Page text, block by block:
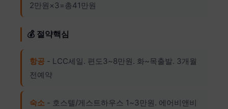
2만원×3=총41만원
💰 절약핵심
항공 - LCC세일. 편도3~8만원. 화~목출발. 3개월
전예약
숙소 - 호스텔/게스트하우스 1~3만원. 에어비앤비